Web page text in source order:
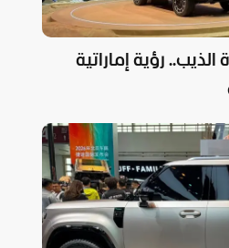
رؤية إماراتية